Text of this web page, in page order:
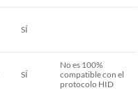
SÍ
SÍ
No es 100%
compatible con el
protocolo HID